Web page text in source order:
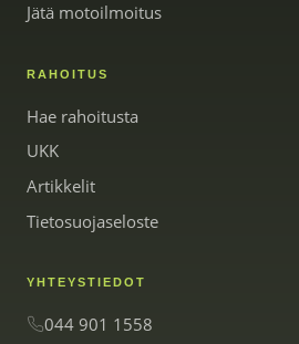
Jätä motoilmoitus
RAHOITUS
Hae rahoitusta
UKK
Artikkelit
Tietosuojaseloste
YHTEYSTIEDOT
044 901 1558